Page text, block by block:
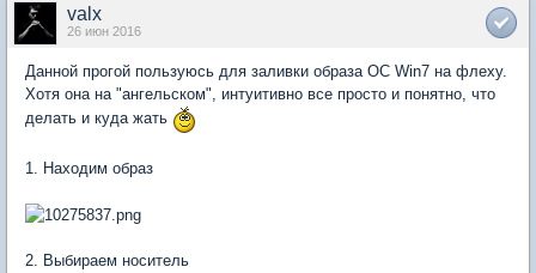
valx
26 июн 2016
Данной прогой пользуюсь для заливки образа ОС Win7 на флеху.
Хотя она на "ангельском", интуитивно все просто и понятно, что
делать и куда жать
1. Находим образ
2. Выбираем носитель